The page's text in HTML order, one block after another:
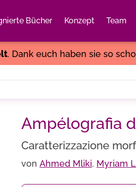
Bücher Konzept Team
. Dank euch haben sie so
Ampélografia
Caratterizzazione
von Ahmed Mliki, Myriam